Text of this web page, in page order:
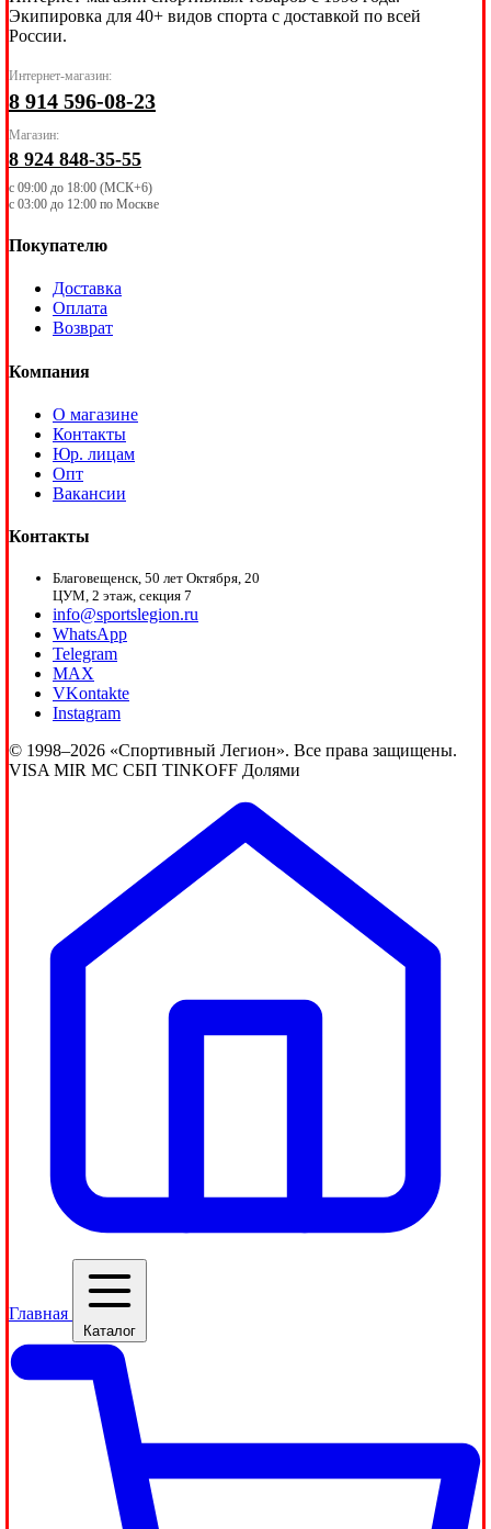
Экипировка для 40+ видов спорта с доставкой по всей
России.
Интернет-магазин:
8 914 596-08-23
Магазин:
8 924 848-35-55
с 09:00 до 18:00 (МСК+6)
с 03:00 до 12:00 по Москве
Покупателю
Доставка
Оплата
Возврат
Компания
О магазине
Контакты
Юр. лицам
Опт
Вакансии
Контакты
Благовещенск, 50 лет Октября, 20
ЦУМ, 2 этаж, секция 7
info@sportslegion.ru
WhatsApp
Telegram
MAX
VKontakte
Instagram
© 1998–2026 «Спортивный Легион». Все права защищены.
VISA MIR MC СБП TINKOFF Долями
Главная
Каталог